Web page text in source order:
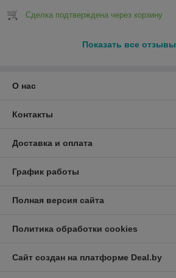
Сделка подтверждена через корзину
Показать все отзывы
О нас
Контакты
Доставка и оплата
График работы
Полная версия сайта
Политика обработки cookies
Сайт создан на платформе Deal.by